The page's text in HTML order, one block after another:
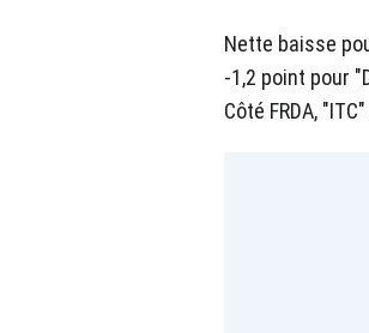
Nette baisse
-1,2 point pour
Côté FRDA,